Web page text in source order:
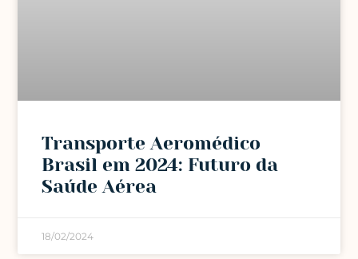
Transporte Aeromédico
Brasil em 2024: Futuro da
Saúde Aérea
18/02/2024